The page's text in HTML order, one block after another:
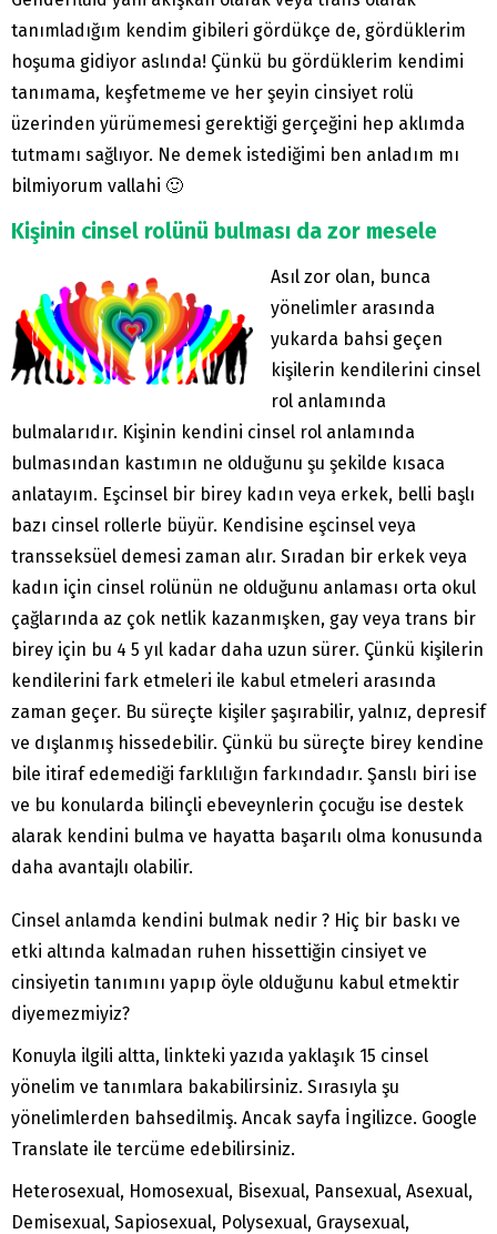
tanımladığım kendim gibileri gördükçe de, gördüklerim
hoşuma gidiyor aslında! Çünkü bu gördüklerim kendimi
tanımama, keşfetmeme ve her şeyin cinsiyet rolü
üzerinden yürümemesi gerektiği gerçeğini hep aklımda
tutmamı sağlıyor. Ne demek istediğimi ben anladım mı
bilmiyorum vallahi 🙂
Kişinin cinsel rolünü bulması da zor mesele
Asıl zor olan, bunca
yönelimler arasında
yukarda bahsi geçen
kişilerin kendilerini cinsel
rol anlamında
bulmalarıdır. Kişinin kendini cinsel rol anlamında
bulmasından kastımın ne olduğunu şu şekilde kısaca
anlatayım. Eşcinsel bir birey kadın veya erkek, belli başlı
bazı cinsel rollerle büyür. Kendisine eşcinsel veya
transseksüel demesi zaman alır. Sıradan bir erkek veya
kadın için cinsel rolünün ne olduğunu anlaması orta okul
çağlarında az çok netlik kazanmışken, gay veya trans bir
birey için bu 4 5 yıl kadar daha uzun sürer. Çünkü kişilerin
kendilerini fark etmeleri ile kabul etmeleri arasında
zaman geçer. Bu süreçte kişiler şaşırabilir, yalnız, depresif
ve dışlanmış hissedebilir. Çünkü bu süreçte birey kendine
bile itiraf edemediği farklılığın farkındadır. Şanslı biri ise
ve bu konularda bilinçli ebeveynlerin çocuğu ise destek
alarak kendini bulma ve hayatta başarılı olma konusunda
daha avantajlı olabilir.
Cinsel anlamda kendini bulmak nedir ? Hiç bir baskı ve
etki altında kalmadan ruhen hissettiğin cinsiyet ve
cinsiyetin tanımını yapıp öyle olduğunu kabul etmektir
diyemezmiyiz?
Konuyla ilgili altta, linkteki yazıda yaklaşık 15 cinsel
yönelim ve tanımlara bakabilirsiniz. Sırasıyla şu
yönelimlerden bahsedilmiş. Ancak sayfa İngilizce. Google
Translate ile tercüme edebilirsiniz.
Heterosexual, Homosexual, Bisexual, Pansexual, Asexual,
Demisexual, Sapiosexual, Polysexual, Graysexual,